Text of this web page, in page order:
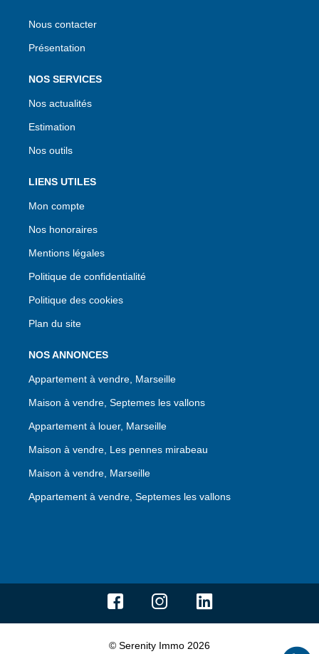
Nous contacter
Présentation
NOS SERVICES
Nos actualités
Estimation
Nos outils
LIENS UTILES
Mon compte
Nos honoraires
Mentions légales
Politique de confidentialité
Politique des cookies
Plan du site
NOS ANNONCES
Appartement à vendre, Marseille
Maison à vendre, Septemes les vallons
Appartement à louer, Marseille
Maison à vendre, Les pennes mirabeau
Maison à vendre, Marseille
Appartement à vendre, Septemes les vallons
© Serenity Immo 2026